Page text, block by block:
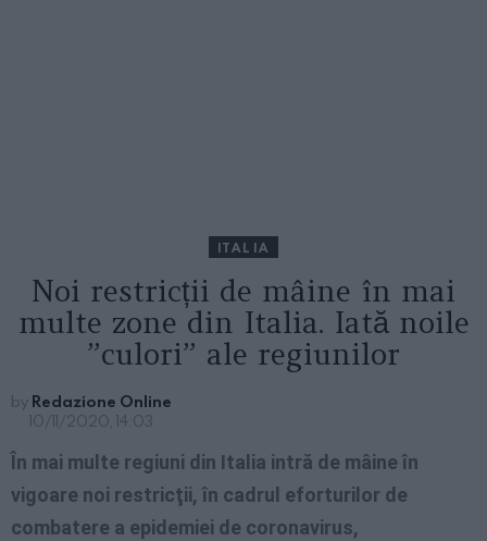
ITALIA
Noi restricții de mâine în mai
multe zone din Italia. Iată noile
”culori” ale regiunilor
by Redazione Online
10/11/2020, 14:03
În mai multe regiuni din Italia intră de mâine în
vigoare noi restricţii, în cadrul eforturilor de
combatere a epidemiei de coronavirus,